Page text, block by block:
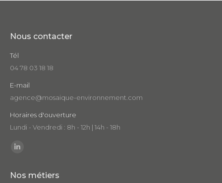
Nous contacter
Tél
04 78 03 18 18
E-mail
agence@mosaique-environnement.com
Horaires d'ouverture
Lundi - Vendredi : 8h - 12h | 14h - 18h
Trouvez nous sur :
opens
Nos métiers